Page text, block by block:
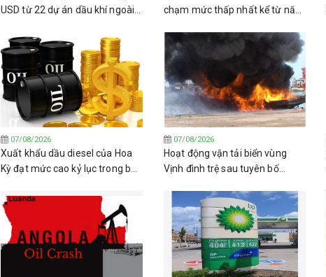
USD từ 22 dự án dầu khí ngoài
chạm mức thấp nhất kể từ năm
07/08/2026
Xuất khẩu dầu diesel của Hoa
Kỳ đạt mức cao kỷ lục trong bối
giảm sút
07/08/2026
Hoạt động vận tải biển vùng
Vịnh đình trệ sau tuyên bố